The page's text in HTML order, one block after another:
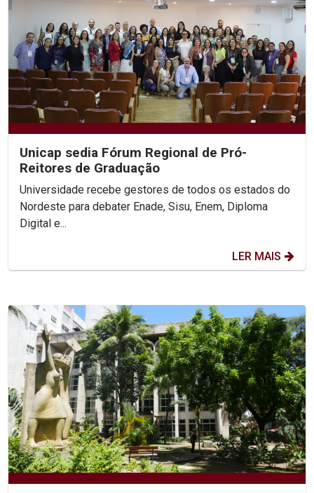
Unicap sedia Fórum Regional de Pró-
Reitores de Graduação
Universidade recebe gestores de todos os estados do
Nordeste para debater Enade, Sisu, Enem, Diploma
Digital e...
LER MAIS